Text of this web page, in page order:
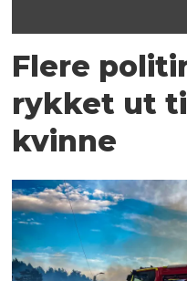
Flere
rykket ut
kvinne